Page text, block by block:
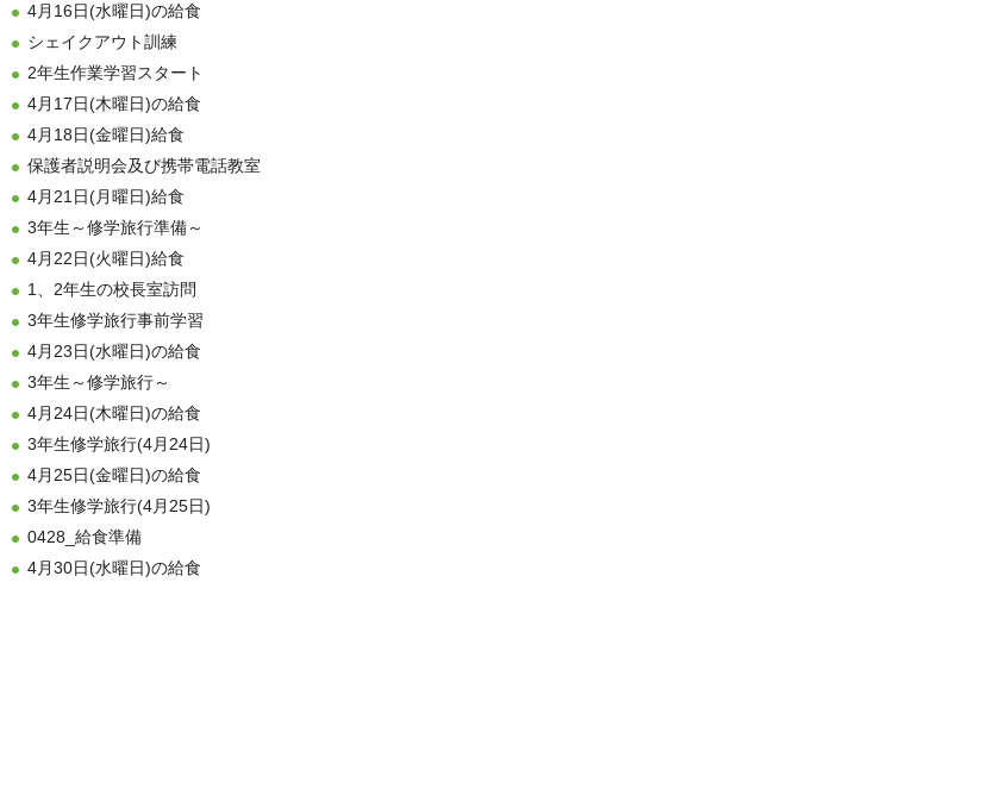
4月16日(水曜日)の給食
シェイクアウト訓練
2年生作業学習スタート
4月17日(木曜日)の給食
4月18日(金曜日)給食
保護者説明会及び携帯電話教室
4月21日(月曜日)給食
3年生～修学旅行準備～
4月22日(火曜日)給食
1、2年生の校長室訪問
3年生修学旅行事前学習
4月23日(水曜日)の給食
3年生～修学旅行～
4月24日(木曜日)の給食
3年生修学旅行(4月24日)
4月25日(金曜日)の給食
3年生修学旅行(4月25日)
0428_給食準備
4月30日(水曜日)の給食